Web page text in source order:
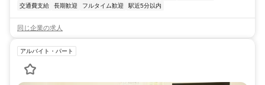
交通費支給
長期歓迎 フルタイム歓迎 駅近5分以内
同じ企業の求人
アルバイト・パート